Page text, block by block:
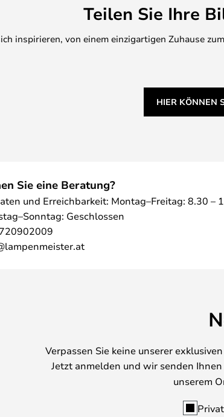
Teilen Sie Ihre
inspirieren, von einem einzigartigen Zuhause
HIER KÖNNEN
Sie eine Beratung?
und Erreichbarkeit: Montag–Freitag: 8.30 –
Geschlossen
Verpassen Sie keine unserer
Jetzt anmelden und wir senden
unserem